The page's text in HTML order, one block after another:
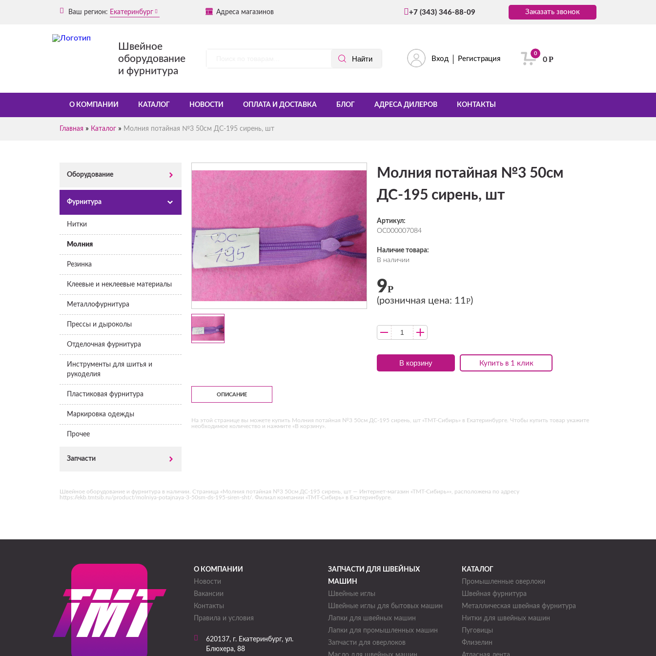
Ваш регион: Екатеринбург Адреса магазинов +7 (343) 346-88-09 Заказать звонок
Швейное
оборудование
и фурнитура
Вход Регистрация
0
0Р
О КОМПАНИИ КАТАЛОГ НОВОСТИ ОПЛАТА И ДОСТАВКА БЛОГ АДРЕСА ДИЛЕРОВ КОНТАКТЫ
Главная » Каталог » Молния потайная №3 50см ДС-195 сирень, шт
Оборудование
Фурнитура
Нитки
Молния
Резинка
Клеевые и неклеевые материалы
Металлофурнитура
Прессы и дыроколы
Отделочная фурнитура
Инструменты для шитья и
рукоделия
Пластиковая фурнитура
Маркировка одежды
Прочее
Запчасти
Молния потайная №3 50см
ДС-195 сирень, шт
Артикул:
ОС000007084
Наличие товара:
В наличии
Купить в 1 клик
9Р
(розничная цена: 11Р)
В корзину
ОПИСАНИЕ
На этой странице вы можете купить Молния потайная №3 50см ДС-195 сирень, шт «ТМТ-Сибирь» в Екатеринбурге. Чтобы купить товар укажите
необходимое количество и нажмите «В корзину».
Швейное оборудование и фурнитура в наличии. Страница «Молния потайная №3 50см ДС-195 сирень, шт — Интернет-магазин «ТМТ-Сибирь»», расположена по адресу
https://ekb.tmtsib.ru/product/molniya-potajnaya-3-50sm-ds-195-siren-sht/. Филиал компании «ТМТ-Сибирь» в Екатеринбурге.
О КОМПАНИИ
Новости
Вакансии
Контакты
Правила и условия
620137, г. Екатеринбург, ул.
Блюхера, 88
ЗАПЧАСТИ ДЛЯ ШВЕЙНЫХ
МАШИН
Швейные иглы
Швейные иглы для бытовых машин
Лапки для швейных машин
Лапки для промышленных машин
Запчасти для оверлоков
КАТАЛОГ
Промышленные оверлоки
Швейная фурнитура
Металлическая швейная фурнитура
Нитки для швейных машин
Пуговицы
Флизелин